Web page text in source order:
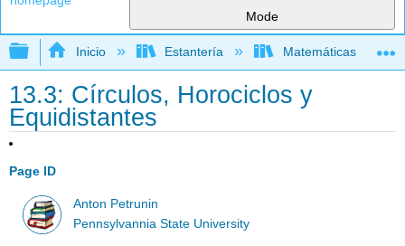
Mode
Expandir/contraer jerarquía global
Inicio Estantería Matemáticas
13.3: Círculos, Horociclos y
Equidistantes
Page ID
Anton Petrunin
Pennsylvannia State University